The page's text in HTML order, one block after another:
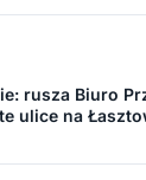
rusza Biuro
ulice na